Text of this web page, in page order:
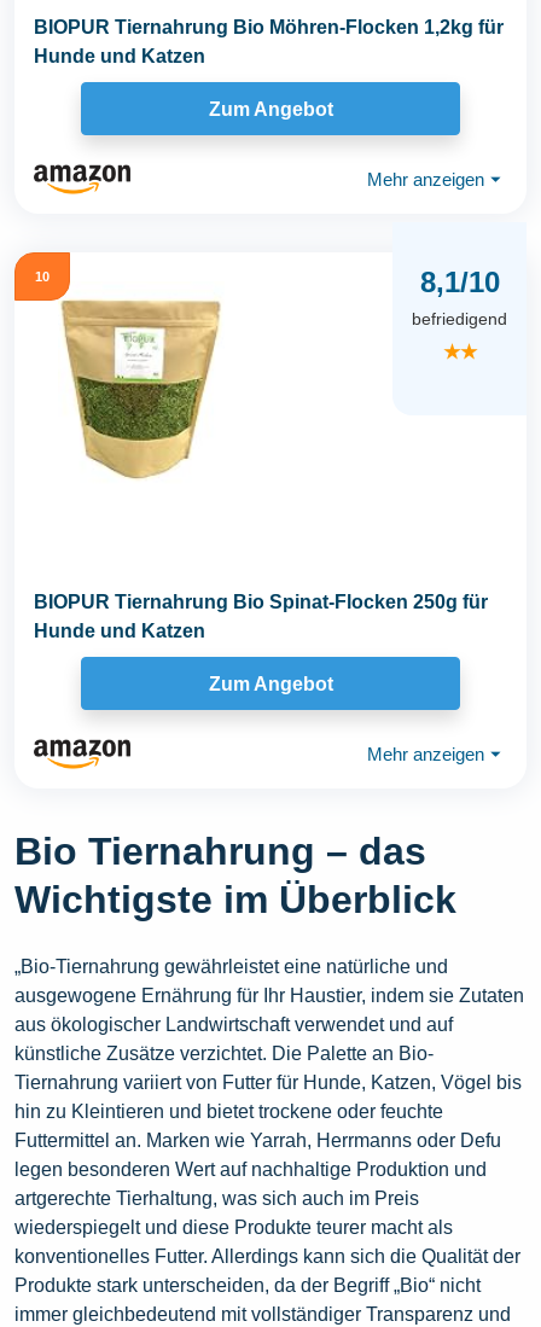
BIOPUR Tiernahrung Bio Möhren-Flocken 1,2kg für
Hunde und Katzen
Zum Angebot
Mehr anzeigen ⏷
10 8,1/10
befriedigend
★★
BIOPUR Tiernahrung Bio Spinat-Flocken 250g für
Hunde und Katzen
Zum Angebot
Mehr anzeigen ⏷
Bio Tiernahrung – das
Wichtigste im Überblick
„Bio-Tiernahrung gewährleistet eine natürliche und
ausgewogene Ernährung für Ihr Haustier, indem sie Zutaten
aus ökologischer Landwirtschaft verwendet und auf
künstliche Zusätze verzichtet. Die Palette an Bio-
Tiernahrung variiert von Futter für Hunde, Katzen, Vögel bis
hin zu Kleintieren und bietet trockene oder feuchte
Futtermittel an. Marken wie Yarrah, Herrmanns oder Defu
legen besonderen Wert auf nachhaltige Produktion und
artgerechte Tierhaltung, was sich auch im Preis
wiederspiegelt und diese Produkte teurer macht als
konventionelles Futter. Allerdings kann sich die Qualität der
Produkte stark unterscheiden, da der Begriff „Bio“ nicht
immer gleichbedeutend mit vollständiger Transparenz und